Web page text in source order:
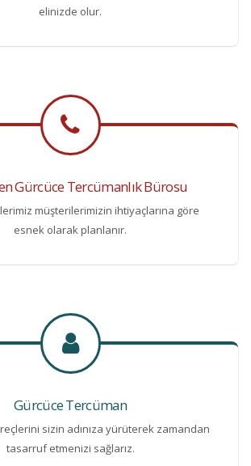
elinizde olur.
Gürcüce Tercümanlık Bürosu
müşterilerimizin ihtiyaçlarına göre
esnek olarak planlanır.
Gürcüce Tercüman
sizin adınıza yürüterek zamandan
tasarruf etmenizi sağlarız.